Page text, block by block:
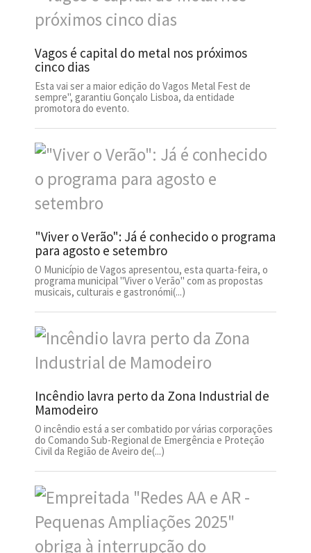
Vagos é capital do metal nos próximos
cinco dias
Esta vai ser a maior edição do Vagos Metal Fest de
sempre", garantiu Gonçalo Lisboa, da entidade
promotora do evento.
"Viver o Verão": Já é conhecido o programa
para agosto e setembro
O Município de Vagos apresentou, esta quarta-feira, o
programa municipal "Viver o Verão" com as propostas
musicais, culturais e gastronómi(...)
Incêndio lavra perto da Zona Industrial de
Mamodeiro
O incêndio está a ser combatido por várias corporações
do Comando Sub-Regional de Emergência e Proteção
Civil da Região de Aveiro de(...)